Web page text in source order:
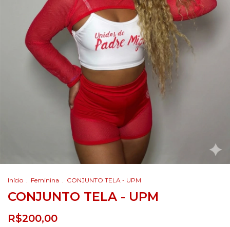
Início . Feminina . CONJUNTO TELA - UPM
CONJUNTO TELA - UPM
R$200,00